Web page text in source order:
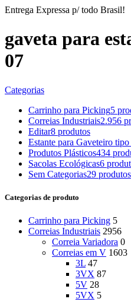
Entrega Expressa p/ todo Brasil!
gaveta para
07
Categorias
Carrinho para Picking5
Correias Industriais2.956
Editar8 produtos
Estante para Gaveteiro
Produtos Plásticos434
Sacolas Ecológicas6
Sem Categorias29 produtos
Categorias de produto
Carrinho para Picking 5
Correias Industriais 2956
Correia Variadora 0
Correias em V 1603
3L 47
3VX 87
5V 28
5VX 5